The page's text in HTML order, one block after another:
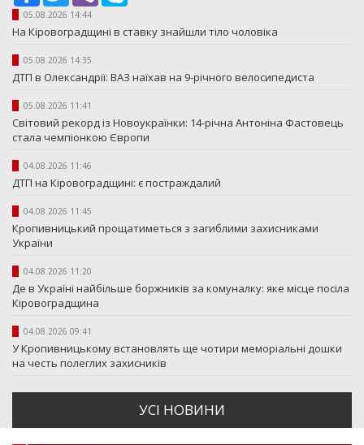
05.08.2026 14:44
На Кіровоградщині в ставку знайшли тіло чоловіка
05.08.2026 14:35
ДТП в Олександрії: ВАЗ наїхав на 9-річного велосипедиста
05.08.2026 11:41
Світовий рекорд із Новоукраїнки: 14-річна Антоніна Фастовець
стала чемпіонкою Європи
04.08.2026 11:46
ДТП на Кіровоградщині: є постраждалий
04.08.2026 11:45
Кропивницький прощатиметься з загиблими захисниками
України
04.08.2026 11:20
Де в Україні найбільше боржників за комуналку: яке місце посіла
Кіровоградщина
04.08.2026 09:41
У Кропивницькому встановлять ще чотири меморіальні дошки
на честь полеглих захисників
УСI НОВИНИ